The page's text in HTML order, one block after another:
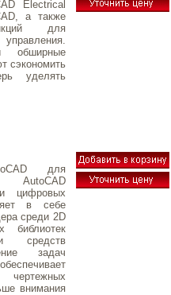
Electrical
а также
для
обширные
сэкономить
уделять
для
AutoCAD
цифровых
в себе
среди 2D
и средств
задач
чертежных
внимания